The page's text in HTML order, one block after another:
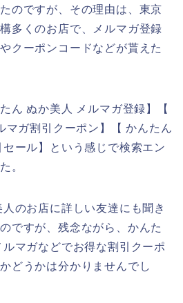
のですが、その理由は、東京
多くのお店で、メルマガ登録
クーポンコードなどが貰えた
ん ぬか美人 メルマガ登録】【
マガ割引クーポン】【 かんたん
ール】という感じで検索エン
。
のお店に詳しい友達にも聞き
ですが、残念ながら、かんた
マガなどでお得な割引クーポ
どうかは分かりませんでし